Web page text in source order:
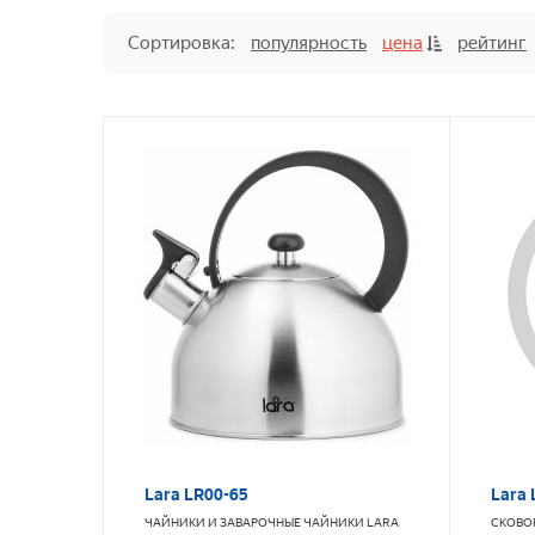
Сортировка: популярность цена рейтинг
Lara LR00-65
ЧАЙНИКИ И ЗАВАРОЧНЫЕ ЧАЙНИКИ LARA
Lara